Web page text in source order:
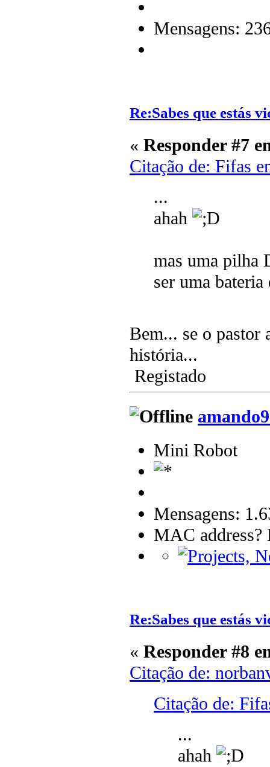
Mensagens:
Re:Sabes que estás
« Responder #7
Citação de: Fifas
...
ahah
mas uma pilha
ser uma
Bem... se o pastor
história...
Registado
Mini Robot
Mensagens:
MAC
Re:Sabes que estás
« Responder #8
Citação de:
Citação de:
...
ahah